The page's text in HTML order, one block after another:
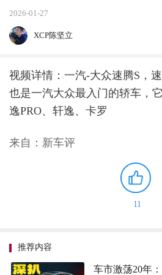
2026-01-27
XCP陈坚立
视频详情：一汽-大众速腾S，
也是一汽大众最入门的轿车，
逸PRO、轩逸、卡罗
来自：新车评
11
推荐内容
车市激荡20年